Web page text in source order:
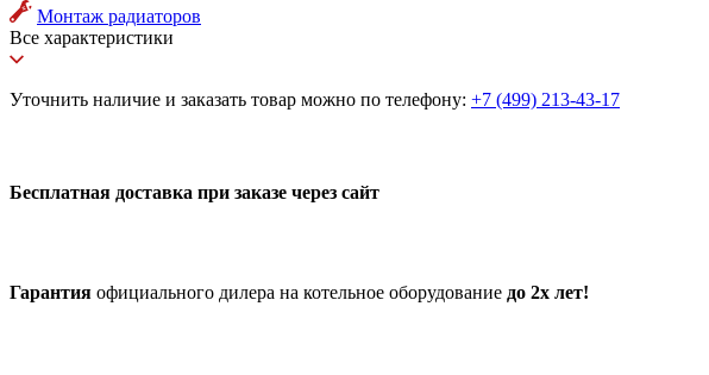
Монтаж радиаторов
Все характеристики
Уточнить наличие и заказать товар можно по телефону: +7 (499) 213-43-17
Бесплатная доставка при заказе через сайт
Гарантия официального дилера на котельное оборудование до 2х лет!